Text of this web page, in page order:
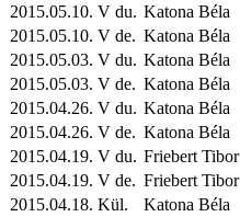
2015.05.10. V du. Katona Béla
2015.05.10. V de. Katona Béla
2015.05.03. V du. Katona Béla
2015.05.03. V de. Katona Béla
2015.04.26. V du. Katona Béla
2015.04.26. V de. Katona Béla
2015.04.19. V du. Friebert Tibor
2015.04.19. V de. Friebert Tibor
2015.04.18. Kül. Katona Béla